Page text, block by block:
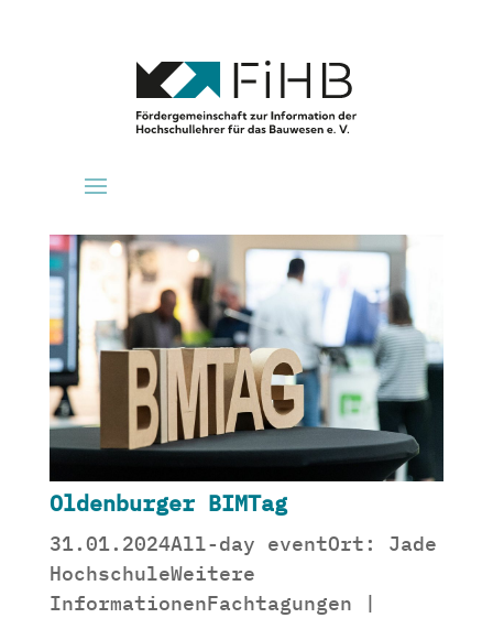
Oldenburger BIMTag
31.01.2024All-day eventOrt: Jade
HochschuleWeitere
InformationenFachtagungen |